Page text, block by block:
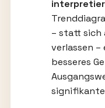
– statt sich
verlassen
besseres